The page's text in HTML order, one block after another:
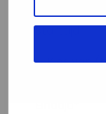
Starttijd*